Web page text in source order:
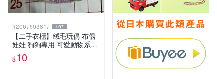
Y2067503817 167
【二手衣櫃】絨毛玩偶 布偶
娃娃 狗狗專用 可愛動物系列
耐咬耐磨玩具 玩偶 粉紅熊寵
物玩具 1120929
$10